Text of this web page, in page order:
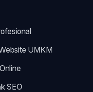
UMKM
SEO